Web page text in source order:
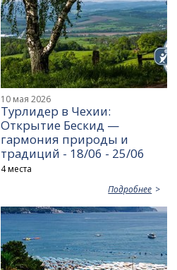
10 мая 2026
Турлидер в Чехии:
Открытие Бескид —
гармония природы и
традиций - 18/06 - 25/06
4 места
Подробнее